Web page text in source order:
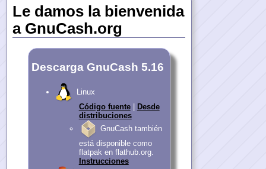
Le damos la bienvenida
a GnuCash.org
Descarga GnuCash 5.16
Linux
Código fuente|
Desde
distribuciones
GnuCash también
está disponible como
flatpak en flathub.org.
Instrucciones